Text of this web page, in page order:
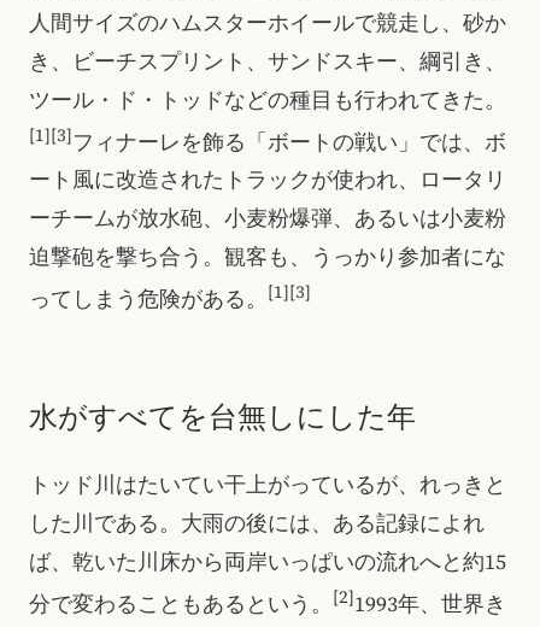
人間サイズのハムスターホイールで競走し、砂か
き、ビーチスプリント、サンドスキー、綱引き、
ツール・ド・トッドなどの種目も行われてきた。
[1][3]フィナーレを飾る「ボートの戦い」では、ボ
ート風に改造されたトラックが使われ、ロータリ
ーチームが放水砲、小麦粉爆弾、あるいは小麦粉
迫撃砲を撃ち合う。観客も、うっかり参加者にな
ってしまう危険がある。
[1][3]
水がすべてを台無しにした年
トッド川はたいてい干上がっているが、れっきと
した川である。大雨の後には、ある記録によれ
ば、乾いた川床から両岸いっぱいの流れへと約15
分で変わることもあるという。
[2]1993年、世界き